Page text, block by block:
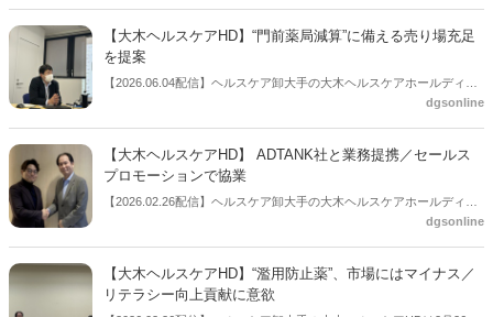
に開かれた「第26回JAPANドラッグストアショー」のビジネスセミナ
ーとして開いたもの。
【大木ヘルスケアHD】“門前薬局減算”に備える売り場充足
を提案
【2026.06.04配信】ヘルスケア卸大手の大木ヘルスケアホールディン
グス（代表取締役社長：松井秀正氏）は６月４日、６月16・17日に開
開催した。今回の調剤報酬改定で新設された「門前薬局等立地依存減
算」（調剤基本料の15点マイナス）を取り上げ、減算に備える売り場
充足を提案するとした。
dgsonline
【大木ヘルスケアHD】 ADTANK社と業務提携／セールス
プロモーションで協業
【2026.02.26配信】ヘルスケア卸大手の大木ヘルスケアホールディン
グス株式会社（本社：東京都文京区、代表取締役：松井秀正氏）は２
社：東京都台東区、代表取締役 CEO：菅野健一氏）と業務提携契約を
締結したと公表した。なお、今回の業務提携に先立ち、大木ヘルスケ
アHDはADTANK による第三者割当増資を引き受け、出資している。
dgsonline
【大木ヘルスケアHD】“濫用防止薬”、市場にはマイナス／
リテラシー向上貢献に意欲